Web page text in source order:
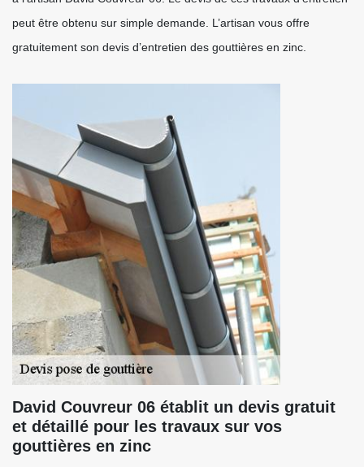
peut être obtenu sur simple demande. L’artisan vous offre
gratuitement son devis d’entretien des gouttières en zinc.
David Couvreur 06 établit un devis gratuit
et détaillé pour les travaux sur vos
gouttières en zinc